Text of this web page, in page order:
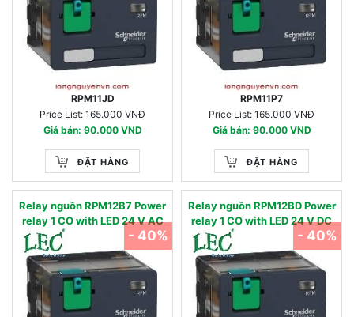
RPM11JD
Price List: 165.000 VNĐ
Giá bán: 90.000 VNĐ
ĐẶT HÀNG
RPM11P7
Price List: 165.000 VNĐ
Giá bán: 90.000 VNĐ
ĐẶT HÀNG
Relay nguồn RPM12B7 Power
relay 1 CO with LED 24 V AC
- 40%
Relay nguồn RPM12BD Power
relay 1 CO with LED 24 V DC
- 40%